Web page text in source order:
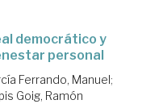
democrático y
personal
Ferrando, Manuel ;
Goig, Ramón